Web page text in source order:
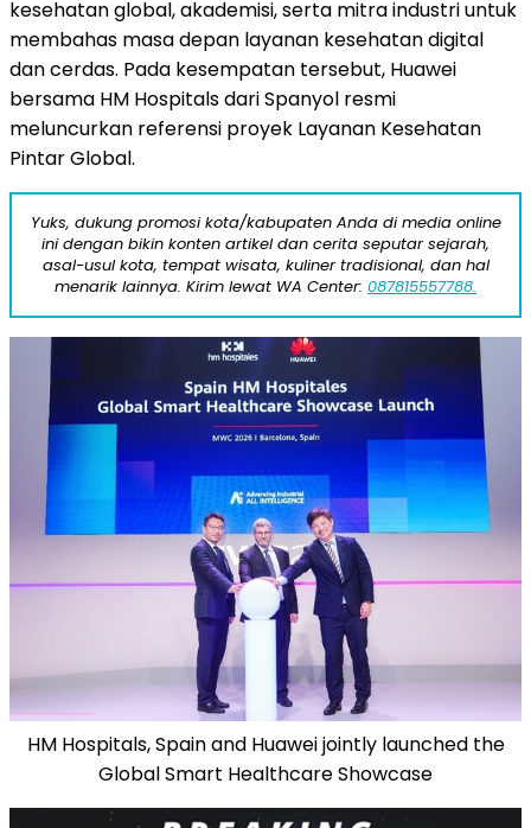
kesehatan global, akademisi, serta mitra industri untuk
membahas masa depan layanan kesehatan digital
dan cerdas. Pada kesempatan tersebut, Huawei
bersama HM Hospitals dari Spanyol resmi
meluncurkan referensi proyek Layanan Kesehatan
Pintar Global.
Yuks, dukung promosi kota/kabupaten Anda di media online
ini dengan bikin konten artikel dan cerita seputar sejarah,
asal-usul kota, tempat wisata, kuliner tradisional, dan hal
menarik lainnya. Kirim lewat WA Center: 087815557788.
HM Hospitals, Spain and Huawei jointly launched the
Global Smart Healthcare Showcase